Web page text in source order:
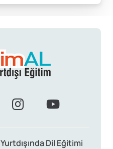
Yurtdışında Dil Eğitimi